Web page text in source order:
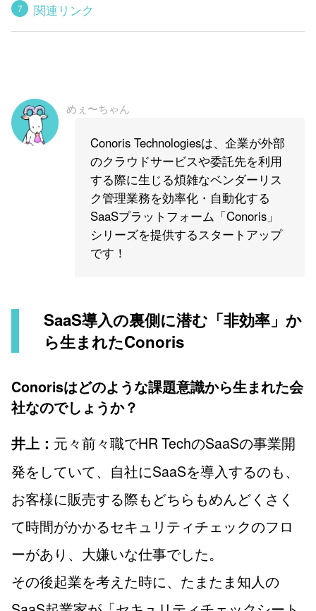
関連リンク
めぇ〜ちゃん
Conoris Technologiesは、企業が外部
のクラウドサービスや委託先を利用
する際に生じる煩雑なベンダーリス
ク管理業務を効率化・自動化する
SaaSプラットフォーム「Conoris」
シリーズを提供するスタートアップ
です！
SaaS導入の裏側に潜む「非効率」か
ら生まれたConoris
Conorisはどのような課題意識から生まれた会
社なのでしょうか？
井上： 元々前々職でHR TechのSaaSの事業開
発をしていて、自社にSaaSを導入するのも、
お客様に販売する際もどちらもめんどくさく
て時間がかかるセキュリティチェックのフロ
ーがあり、大嫌いな仕事でした。
その後起業を考えた時に、たまたま知人の